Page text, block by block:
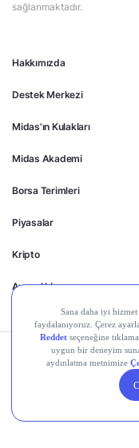
Hakkımızda
Destek Merkezi
Midas'ın Kulakları
Midas Akademi
Borsa Terimleri
Piyasalar
Kripto
Ayrıcalıklar
sağlanmaktadır.
Kişisel Verilerin